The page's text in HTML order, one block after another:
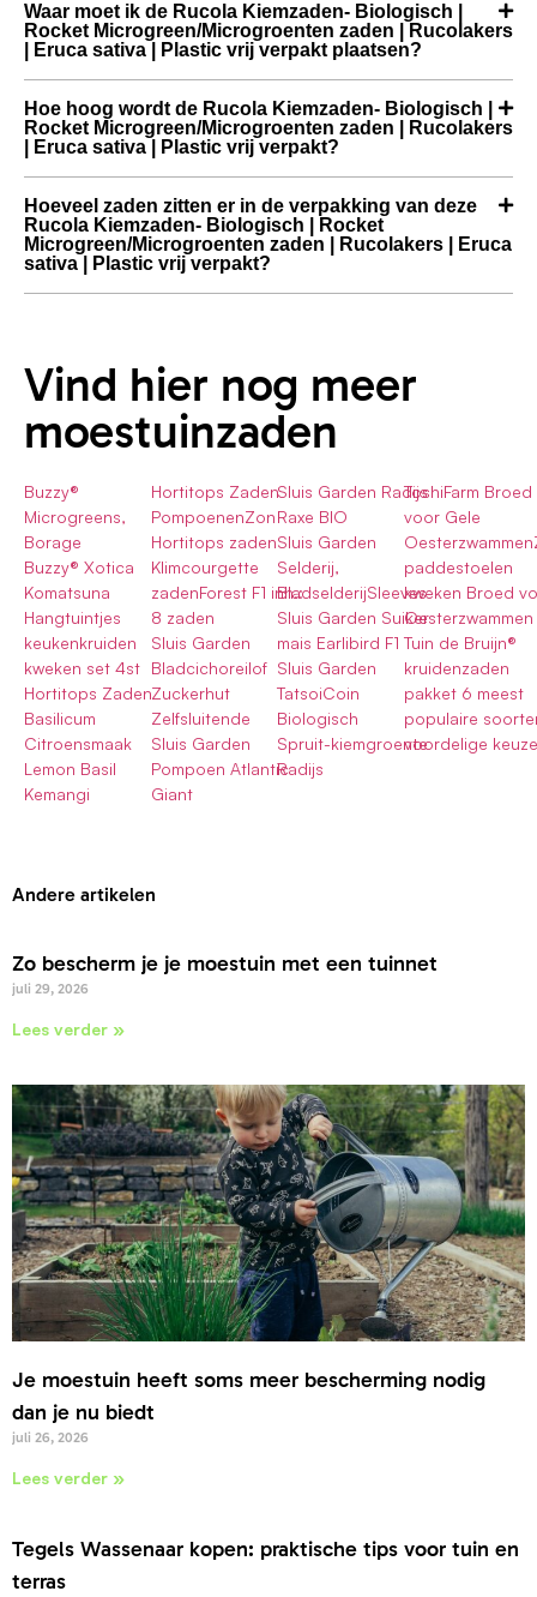
Waar moet ik de Rucola Kiemzaden- Biologisch |
Rocket Microgreen/Microgroenten zaden | Rucolakers
| Eruca sativa | Plastic vrij verpakt plaatsen?
Hoe hoog wordt de Rucola Kiemzaden- Biologisch |
Rocket Microgreen/Microgroenten zaden | Rucolakers
| Eruca sativa | Plastic vrij verpakt?
Hoeveel zaden zitten er in de verpakking van deze
Rucola Kiemzaden- Biologisch | Rocket
Microgreen/Microgroenten zaden | Rucolakers | Eruca
sativa | Plastic vrij verpakt?
Vind hier nog meer
moestuinzaden
Buzzy®
Microgreens,
Borage
Buzzy® Xotica
Komatsuna
Hangtuintjes
keukenkruiden
kweken set 4st
Hortitops Zaden
Basilicum
Citroensmaak
Lemon Basil
Kemangi
Hortitops Zaden
PompoenenZon
Hortitops zaden
Klimcourgette
zadenForest F1 inh.:
8 zaden
Sluis Garden
Bladcichoreilof
Zuckerhut
Zelfsluitende
Sluis Garden
Pompoen Atlantic
Giant
Sluis Garden Radijs
Raxe BIO
Sluis Garden
Selderij,
BladselderijSleeves
Sluis Garden Suiker
mais Earlibird F1
Sluis Garden
TatsoiCoin
Biologisch
Spruit-kiemgroente
Radijs
ToshiFarm Broed
voor Gele
paddestoelen
kweken Broed
Oesterzwammen
Tuin de Bruijn®
kruidenzaden
pakket 6 meest
populaire
voordelige keuze
Andere artikelen
Zo bescherm je je moestuin met een tuinnet
juli 29, 2026
Lees verder »
Je moestuin heeft soms meer bescherming nodig
dan je nu biedt
juli 26, 2026
Lees verder »
Tegels Wassenaar kopen: praktische tips voor tuin en
terras